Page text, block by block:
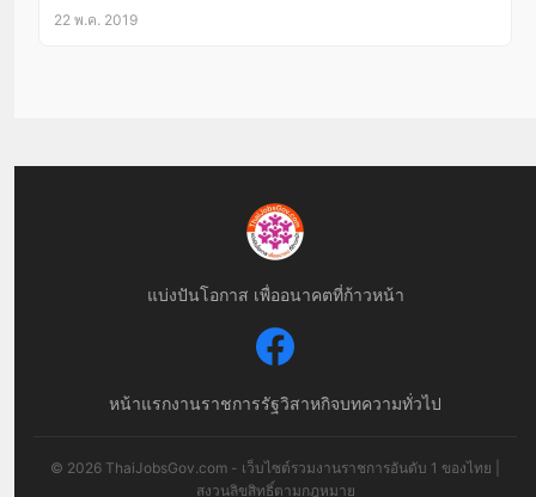
22 พ.ค. 2019
แบ่งปันโอกาส เพื่ออนาคตที่ก้าวหน้า
หน้าแรกงานราชการรัฐวิสาหกิจบทความทั่วไป
© 2026 ThaiJobsGov.com - เว็บไซต์รวมงานราชการอันดับ 1 ของไทย |
สงวนลิขสิทธิ์ตามกฎหมาย